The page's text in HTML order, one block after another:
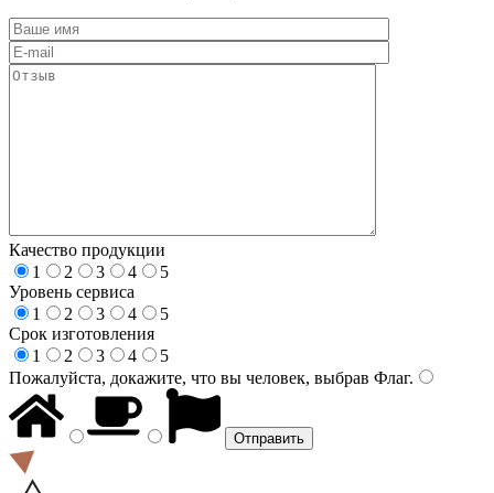
Качество продукции
1
2 3 4
5
Уровень сервиса
1
2 3 4
5
Срок изготовления
1
2 3 4
5
Пожалуйста, докажите, что вы человек, выбрав Флаг.